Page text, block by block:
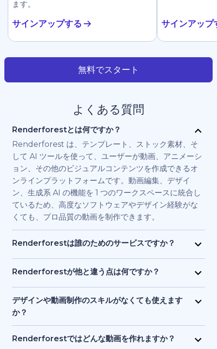
ます。
サインアップする サインアップ
無料でスタート
よくある質問
Renderforestとは何ですか？
Renderforest は、テンプレート、ストック素材、そ
して AI ツールを使って、ユーザーが動画、アニメーシ
ョン、その他のビジュアルコンテンツを作成できるオ
ンラインプラットフォームです。動画編集、デザイ
ン、生成系 AI の機能を 1 つのワークスペースに統合し
ているため、高度なソフトウェアやデザイン経験がな
くても、プロ品質の動画を制作できます。
Renderforestは誰のためのサービスですか？
Renderforest は、高品質の動画を素早く必要とする
個人やチーム向けに構築されています。マーケティン
ム、フリーランサー、コンテンツクリエイターなど
が、フル制作チームを雇わずに、ブランド用、研修
用、またはプロモーション用の動画を制作するために
Renderforestが他と違う点は何ですか？
Renderforestは複数のAIと動画生成モデルを1つのプ
ラットフォームに統合しています。ユーザーは、テキ
ストから動画生成、ストック素材ベースの動画、AI 生
成アニメーションまで、ツールを切り替える必要なく
作成・編集・書き出しが可能です。テンプレート、AI
デザインや動画制作のスキルがなくても使えます
か？
はい、使えます。Renderforestには1,200点以上のテ
ンプレート、AI アシスト、ガイド付き編集ツールがあ
Renderforestではどんな動画を作れますか？